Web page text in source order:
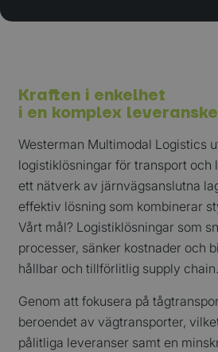
Kraften i enkelhet
i en komplex
Westerman Multimodal Logistics
logistiklösningar för transport och
ett nätverk av järnvägsanslutna
effektiv lösning som kombinerar
Vårt mål? Logistiklösningar som
processer, sänker kostnader och
hållbar och tillförlitlig supply chain.
Genom att fokusera på
beroendet av vägtransporter,
pålitliga leveranser samt en